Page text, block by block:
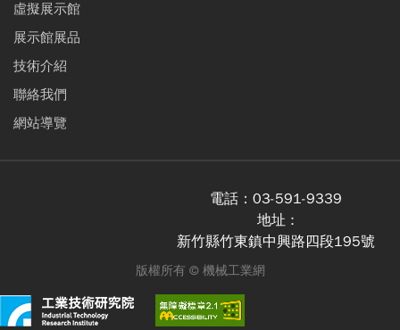
虛擬展示館
展示館展品
技術介紹
聯絡我們
網站導覽
電話： 03-591-9339
地址 :
新竹縣竹東鎮中興路四段195號
版權所有 © 機械工業網